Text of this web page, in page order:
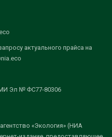
актуального прайса на
Эл № ФС77-80306
«Экология» (НИА